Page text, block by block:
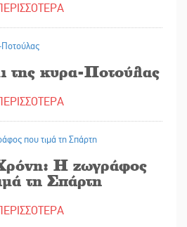
της κυρα-Ποτούλας
Η ζωγράφος
τη Σπάρτη